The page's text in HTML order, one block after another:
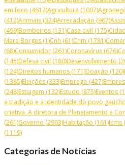
em foco (4612)Agricultura (1007)
(412)Animais (324)Arrecadação (967)
(499)Bombeiros (131)Casa civil (175)
Mara Borges (1)Cnh (61)Cnm (1781)
(68)Consumidor (261)Coronavírus (676)
(145)Defesa civil (180)Desenvolvimento
(124)Direitos humanos (171)Doação (120)
(1385)Eleições (333)Emprego (427)
(248)Estiagem (132)Estudo (875)Eventos
a tradição e a identidade do povo
criativa. A diretora de Planejamento e
(261)Governo (2903)Habitação (161)Icms
(1119)
Categorias de Notícias